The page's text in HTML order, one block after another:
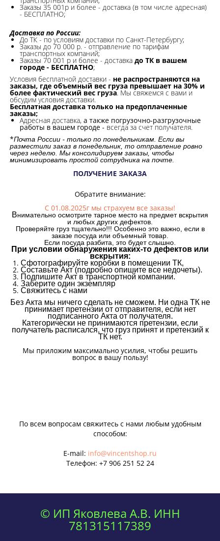
Заказы 35 001р и более - доставка (в том числе адресная)
- БЕСПЛАТНО;
Доставка по России:
До ТК - по условиям доставки по Санкт-Петербургу;
Заказы до 70 000 р. - отправление по тарифам
транспортных компаний;
Заказы 70 001 р и более - доставка до ТК в вашем
городе - БЕСПЛАТНО;
Условия бесплатной доставки - не распространяются на
заказы, где объемный вес груза превышает на 30% и
более фактический вес груза. Мы свяжемся с вами и
обсудим условия доставки.
Бесплатная доставка только на предоплаченные
заказы;
Адресная доставка, а также погрузочно-разгрузочные
работы в вашем городе - всегда за счет получателя.
*Почта России - только по понедельникам. Если вы
разместили заказ в понедельник, то отправление ровно
через неделю. Мы консолидируем заказы, чтобы
минимизировать простой сотрудника на почте.
ПОЛУЧЕНИЕ ЗАКАЗА
Обратите внимание:
С 01.08.2025г мы страхуем все заказы!
Внимательно осмотрите тарное место на предмет вскрытия
и любых других дефектов.
Проверяйте груз тщательно!!! Особенно это важно, если в
заказе посуда или объемный товар.
Если посуда разбита, это будет слышно.
При условии обнаружения каких-то дефектов или
вскрытия:
Сфотографируйте коробки в помещении ТК,
Составьте Акт (подробно опишите все недочеты).
Подпишите Акт в транспортной компании.
Заберите один экземпляр
Свяжитесь с нами
Без Акта мы ничего сделать не сможем. Ни одна ТК не
принимает претензии от отправителя, если нет
подписанного Акта от получателя.
Категорически не принимаются претензии, если
получатель расписался, что груз принят и претензий к
ТК нет.
Мы приложим максимально усилия, чтобы решить
вопрос в вашу пользу!
По всем вопросам свяжитесь с нами любым удобным
способом:
E-mail: info@vincentshop.ru
Телефон: +7 906 251 52 24
© ИП Яковлева А.В. ИНН
781315117389